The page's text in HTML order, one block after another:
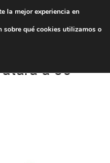
a 30
la mejor experiencia en
sobre qué cookies utilizamos o